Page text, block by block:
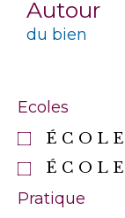
Autour
du bien
Ecoles
Pratique